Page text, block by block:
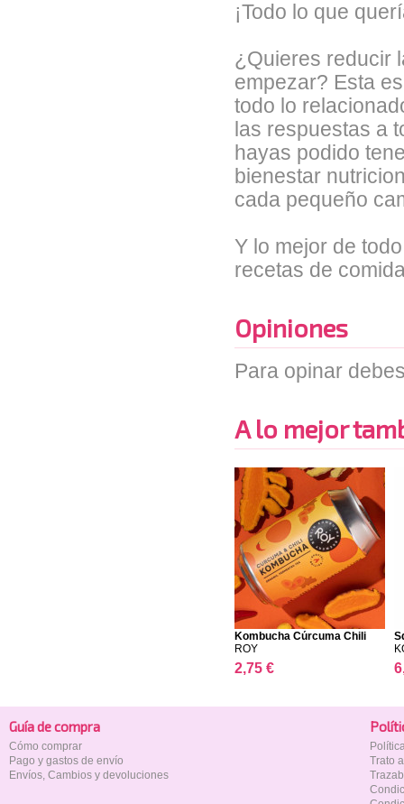
¡Todo lo que
¿Quieres reducir
empezar? Esta
todo lo
las respuestas a
hayas podido
bienestar
cada pequeño
Y lo mejor de
recetas de
Opiniones
Para opinar
A lo mejor
Kombucha Cúrcuma Chili
ROY
2,75 €
Guía de compra
Cómo comprar
Pago y gastos de envío
Envíos, Cambios y devoluciones
Trato